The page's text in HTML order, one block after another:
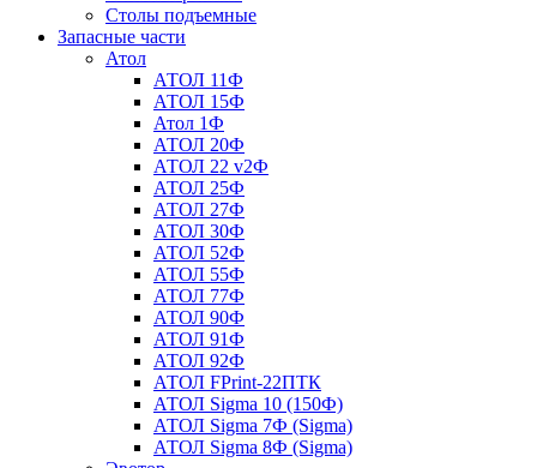
Столы подъемные
Запасные части
Атол
АТОЛ 11Ф
АТОЛ 15Ф
Атол 1Ф
АТОЛ 20Ф
АТОЛ 22 v2Ф
АТОЛ 25Ф
АТОЛ 27Ф
АТОЛ 30Ф
АТОЛ 52Ф
АТОЛ 55Ф
АТОЛ 77Ф
АТОЛ 90Ф
АТОЛ 91Ф
АТОЛ 92Ф
АТОЛ FPrint-22ПТК
АТОЛ Sigma 10 (150Ф)
АТОЛ Sigma 7Ф (Sigma)
АТОЛ Sigma 8Ф (Sigma)